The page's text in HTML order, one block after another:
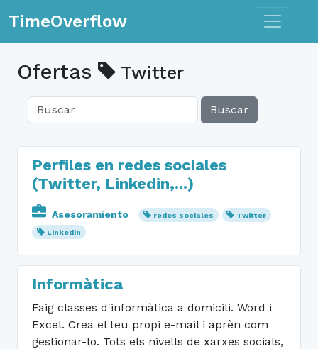
TimeOverflow Toggle
Ofertas Twitter
Buscar
Perfiles en redes sociales
(Twitter, Linkedin,...)
Asesoramiento redes sociales
Twitter
Linkedin
Informàtica
Faig classes d'informàtica a domicili. Word i
Excel. Crea el teu propi e-mail i aprèn com
gestionar-lo. Tots els nivells de xarxes socials,